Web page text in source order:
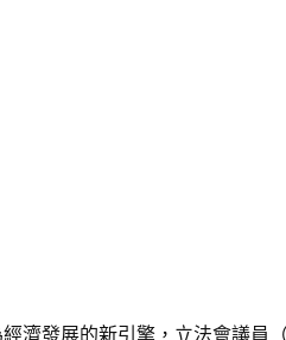
濟發展的新引擎，立法會議